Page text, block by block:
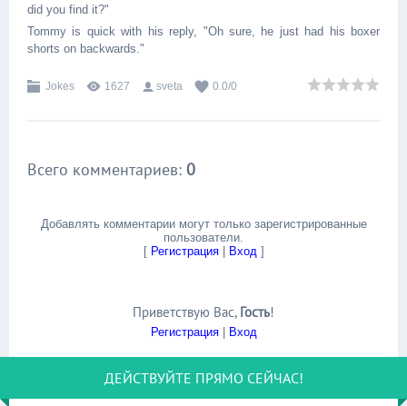
did you find it?"
Tommy is quick with his reply, "Oh sure, he just had his boxer
shorts on backwards."
Jokes 1627 sveta 0.0/0
Всего комментариев: 0
Добавлять комментарии могут только зарегистрированные
пользователи.
[ Регистрация| Вход]
Приветствую Вас, Гость!
Регистрация| Вход
ДЕЙСТВУЙТЕ ПРЯМО СЕЙЧАС!